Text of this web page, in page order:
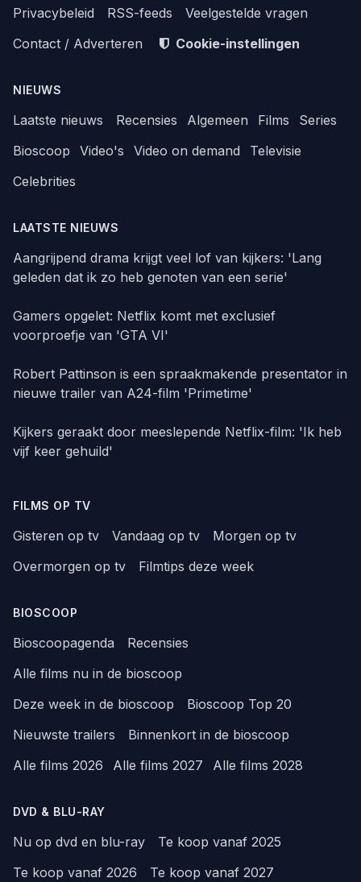
Privacybeleid
RSS-feeds
Veelgestelde vragen
Contact / Adverteren
Cookie-instellingen
NIEUWS
Laatste nieuws Recensies Algemeen Films
Series
Bioscoop
Video's Video on demand
Televisie
Celebrities
LAATSTE NIEUWS
Aangrijpend drama krijgt veel lof van kijkers: 'Lang
geleden dat ik zo heb genoten van een serie'
Gamers opgelet: Netflix komt met exclusief
voorproefje van 'GTA VI'
Robert Pattinson is een spraakmakende presentator in
nieuwe trailer van A24-film 'Primetime'
Kijkers geraakt door meeslepende Netflix-film: 'Ik heb
vijf keer gehuild'
FILMS OP TV
Gisteren op tv Vandaag op tv
Morgen op tv
Overmorgen op tv
Filmtips deze week
BIOSCOOP
Bioscoopagenda
Recensies
Alle films nu in de bioscoop
Deze week in de bioscoop
Bioscoop Top 20
Nieuwste trailers
Binnenkort in de bioscoop
Alle films 2026
Alle films 2027 Alle films 2028
DVD & BLU-RAY
Nu op dvd en blu-ray
Te koop vanaf 2025
Te koop vanaf 2026
Te koop vanaf 2027